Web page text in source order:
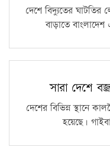
দেশে বিদ্যুতের ঘাটতির
বাড়াতে
সারা দেশে
দেশের বিভিন্ন স্থানে
হয়েছে।